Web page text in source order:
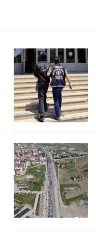
anlaşması